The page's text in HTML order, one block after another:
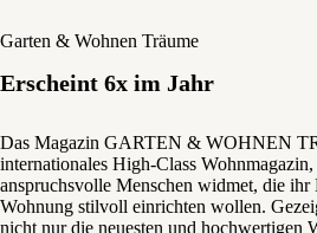
Garten & Wohnen Träume
Erscheint 6x im Jahr
Das Magazin GARTEN & WOHNEN
internationales High-Class
anspruchsvolle Menschen widmet, die ihr
Wohnung stilvoll einrichten wollen.
nicht nur die neuesten und hochwertigen